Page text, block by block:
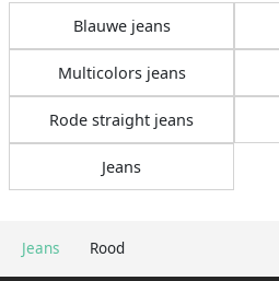
Jeans Rood
Blauwe jeans
Multicolors jeans
Rode straight jeans
Jeans